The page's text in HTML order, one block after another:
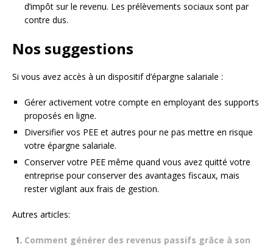
d’impôt sur le revenu. Les prélèvements sociaux sont par
contre dus.
Nos suggestions
Si vous avez accès à un dispositif d’épargne salariale :
Gérer activement votre compte en employant des supports
proposés en ligne.
Diversifier vos PEE et autres pour ne pas mettre en risque
votre épargne salariale.
Conserver votre PEE même quand vous avez quitté votre
entreprise pour conserver des avantages fiscaux, mais
rester vigilant aux frais de gestion.
Autres articles:
Comment générer des revenus passifs grâce à son